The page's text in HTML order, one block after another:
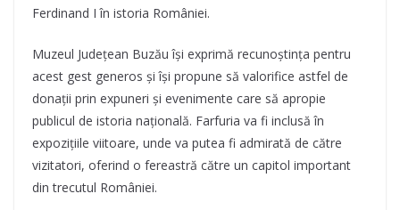
Ferdinand I în istoria României.
Muzeul Județean Buzău își exprimă recunoștința pentru
acest gest generos și își propune să valorifice astfel de
donații prin expuneri și evenimente care să apropie
publicul de istoria națională. Farfuria va fi inclusă în
expozițiile viitoare, unde va putea fi admirată de către
vizitatori, oferind o fereastră către un capitol important
din trecutul României.